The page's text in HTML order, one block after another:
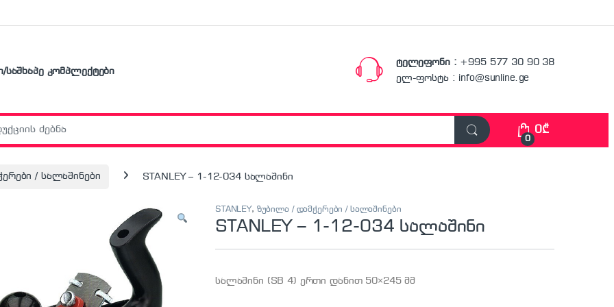
საშხაპე კომპლექტები
ტელეფონი : +995 577 30 90 38
ელ-ფოსტა : info@sunline.ge
0
0₾
/ სალაშინები STANLEY – 1-12-034 სალაშინი
STANLEY, ზუბილა / დამჭერები / სალაშინები
STANLEY – 1-12-034 სალაშინი
სალაშინი (SB 4) ერთი დანით 50×245 მმ